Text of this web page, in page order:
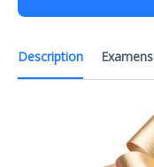
Description Examens